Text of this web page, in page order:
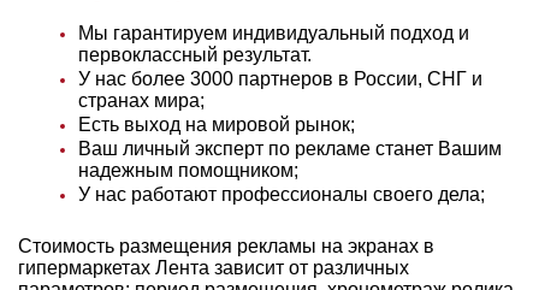
Мы гарантируем индивидуальный подход и
первоклассный результат.
У нас более 3000 партнеров в России, СНГ и
странах мира;
Есть выход на мировой рынок;
Ваш личный эксперт по рекламе станет Вашим
надежным помощником;
У нас работают профессионалы своего дела;
Стоимость размещения рекламы на экранах в
гипермаркетах Лента зависит от различных